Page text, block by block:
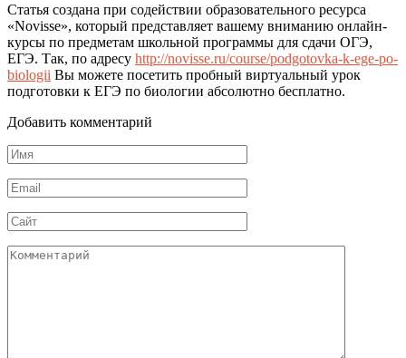
Статья создана при содействии образовательного ресурса
«Novisse», который представляет вашему вниманию онлайн-
курсы по предметам школьной программы для сдачи ОГЭ,
ЕГЭ. Так, по адресу http://novisse.ru/course/podgotovka-k-ege-po-
biologii Вы можете посетить пробный виртуальный урок
подготовки к ЕГЭ по биологии абсолютно бесплатно.
Добавить комментарий
Имя
*
Email
*
Сайт
Комментарий